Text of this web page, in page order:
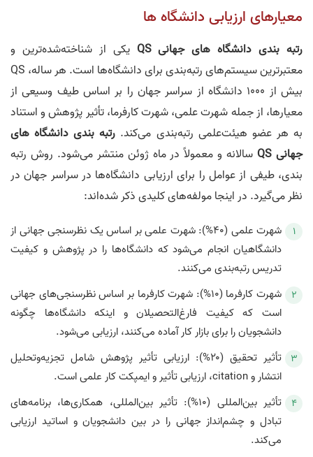
معیارهای ارزیابی دانشگاه‌ ها
رتبه‌ بندی دانشگاه‌ های جهانی QS
یکی از شناخته‌شده‌ترین و
معتبرترین سیستم‌های رتبه‌بندی برای دانشگاه‌ها است. هر ساله، QS
بیش از ۱۰۰۰ دانشگاه از سراسر جهان را بر اساس طیف وسیعی از
معیارها، از جمله شهرت علمی، شهرت کارفرما، تأثیر پژوهش و استناد
به هر عضو هیئت‌علمی رتبه‌بندی می‌کند. رتبه‌ بندی دانشگاه‌ های
جهانی QS
سالانه و معمولاً در ماه ژوئن منتشر می‌شود. روش رتبه
بندی، طیفی از عوامل را برای ارزیابی دانشگاه‌ها در سراسر جهان در
نظر می‌گیرد. در اینجا مولفه‌های کلیدی ذکر شده‌اند:
شهرت علمی (۴۰%): شهرت علمی بر اساس یک نظرسنجی جهانی از
دانشگاهیان انجام می‌شود که دانشگاه‌ها را در پژوهش و کیفیت
تدریس رتبه‌بندی می‌کنند.
شهرت کارفرما (۱۰%): شهرت کارفرما بر اساس نظرسنجی‌های جهانی
است که کیفیت فارغ‌التحصیلان و اینکه دانشگاه‌ها چگونه
دانشجویان را برای بازار کار آماده می‌کنند، ارزیابی می‌شود.
تأثیر تحقیق (۲۰%): ارزیابی تأثیر پژوهش شامل تجزیه‌وتحلیل
انتشار و citation، ارزیابی تأثیر و ایمپکت کار علمی است.
تأثیر بین‌المللی (۱۰%): تأثیر بین‌المللی، همکاری‌ها، برنامه‌های
تبادل و چشم‌انداز جهانی را در بین دانشجویان و اساتید ارزیابی
می‌کند.